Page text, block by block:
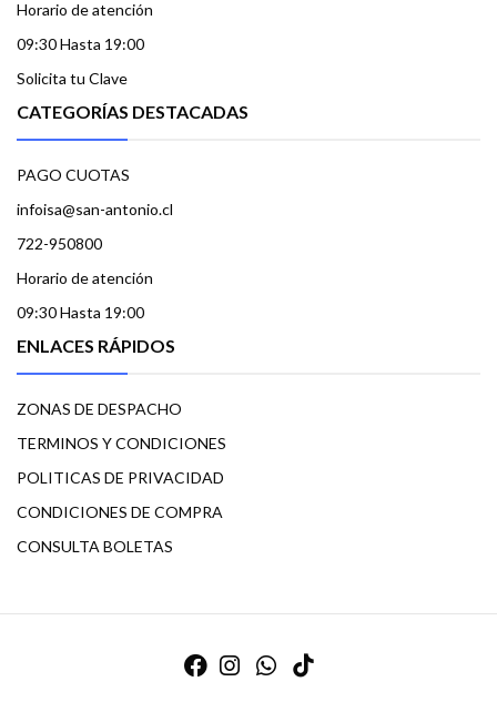
Horario de atención
09:30 Hasta 19:00
Solicita tu Clave
CATEGORÍAS DESTACADAS
PAGO CUOTAS
infoisa@san-antonio.cl
722-950800
Horario de atención
09:30 Hasta 19:00
ENLACES RÁPIDOS
ZONAS DE DESPACHO
TERMINOS Y CONDICIONES
POLITICAS DE PRIVACIDAD
CONDICIONES DE COMPRA
CONSULTA BOLETAS